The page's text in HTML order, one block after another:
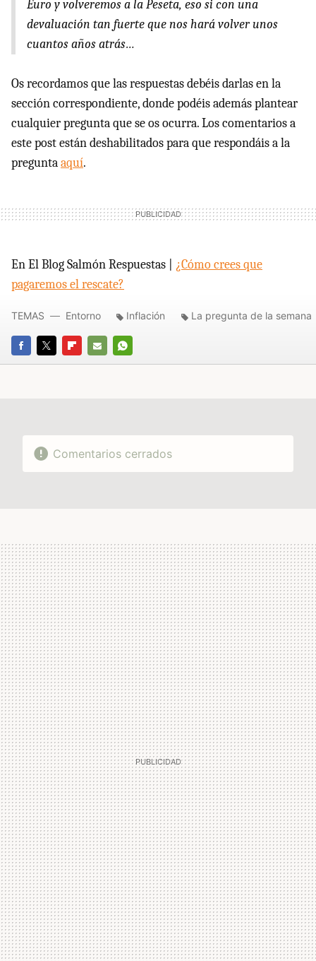
Euro y volveremos a la Peseta, eso si con una
devaluación tan fuerte que nos hará volver unos
cuantos años atrás…
Os recordamos que las respuestas debéis darlas en la
sección correspondiente, donde podéis además plantear
cualquier pregunta que se os ocurra. Los comentarios a
este post están deshabilitados para que respondáis a la
preguntaaquí.
En El Blog Salmón Respuestas | ¿Cómo crees que
pagaremos el rescate?
FACEBOOK
TWITTERFLIPBOARD
E-
WHATSAPP
TEMAS Entorno Inflación La pregunta de la semana
Comentarios cerrados